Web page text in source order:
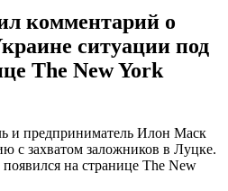
комментарий о
ситуации под
The New York
и предприниматель Илон Маск
с захватом заложников в Луцке.
на странице The New